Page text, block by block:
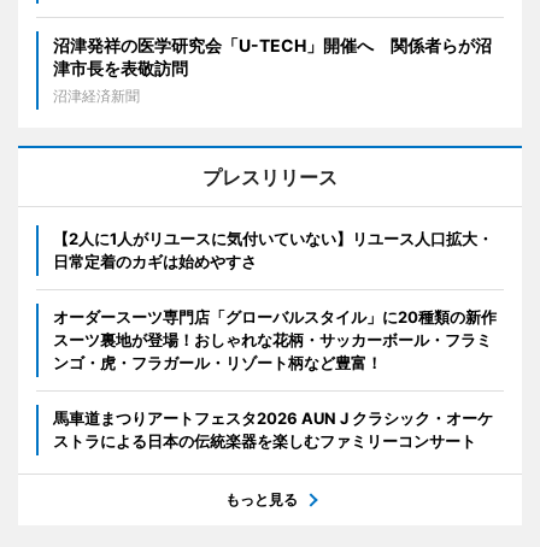
沼津発祥の医学研究会「U-TECH」開催へ 関係者らが沼
津市長を表敬訪問
沼津経済新聞
プレスリリース
【2人に1人がリユースに気付いていない】リユース人口拡大・
日常定着のカギは始めやすさ
オーダースーツ専門店「グローバルスタイル」に20種類の新作
スーツ裏地が登場！おしゃれな花柄・サッカーボール・フラミ
ンゴ・虎・フラガール・リゾート柄など豊富！
馬車道まつりアートフェスタ2026 AUN J クラシック・オーケ
ストラによる日本の伝統楽器を楽しむファミリーコンサート
もっと見る